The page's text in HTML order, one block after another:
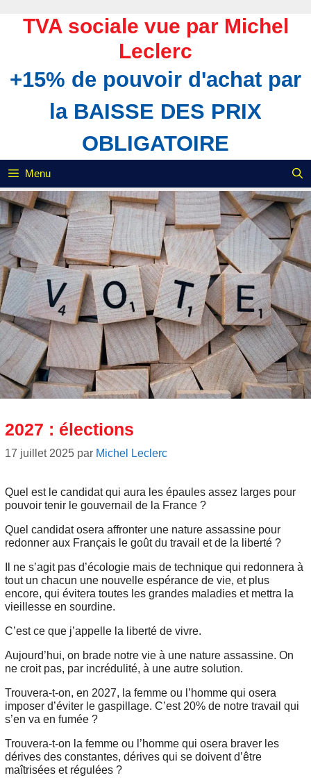
contenu
TVA sociale vue par Michel
Leclerc
+15% de pouvoir d'achat par
la BAISSE DES PRIX
OBLIGATOIRE
Menu
2027 : élections
17 juillet 2025 par Michel Leclerc
Quel est le candidat qui aura les épaules assez larges pour
pouvoir tenir le gouvernail de la France ?
Quel candidat osera affronter une nature assassine pour
redonner aux Français le goût du travail et de la liberté ?
Il ne s’agit pas d’écologie mais de technique qui redonnera à
tout un chacun une nouvelle espérance de vie, et plus
encore, qui évitera toutes les grandes maladies et mettra la
vieillesse en sourdine.
C’est ce que j’appelle la liberté de vivre.
Aujourd’hui, on brade notre vie à une nature assassine. On
ne croit pas, par incrédulité, à une autre solution.
Trouvera-t-on, en 2027, la femme ou l’homme qui osera
imposer d’éviter le gaspillage. C’est 20% de notre travail qui
s’en va en fumée ?
Trouvera-t-on la femme ou l’homme qui osera braver les
dérives des constantes, dérives qui se doivent d’être
maîtrisées et régulées ?